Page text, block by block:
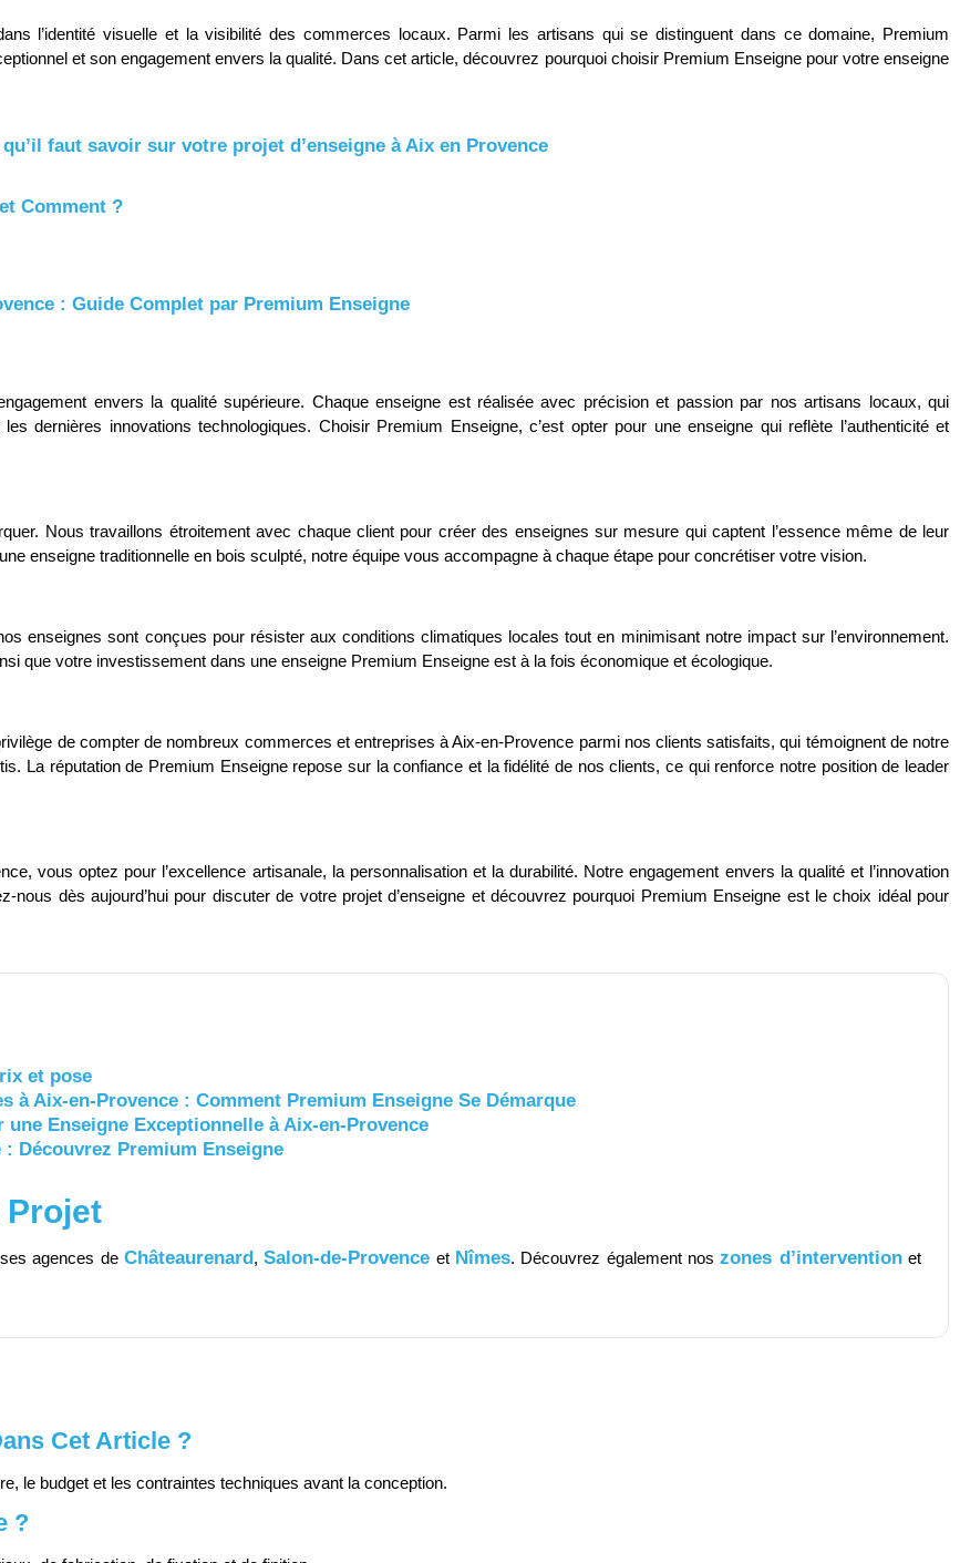
l’identité visuelle et la visibilité des commerces locaux. Parmi les artisans qui se distinguent dans ce domaine, Premium
et son engagement envers la qualité. Dans cet article, découvrez pourquoi choisir Premium Enseigne pour votre enseigne
faut savoir sur votre projet d’enseigne à Aix en Provence
Comment ?
: Guide Complet par Premium Enseigne
envers la qualité supérieure. Chaque enseigne est réalisée avec précision et passion par nos artisans locaux, qui
dernières innovations technologiques. Choisir Premium Enseigne, c’est opter pour une enseigne qui reflète l’authenticité et
Nous travaillons étroitement avec chaque client pour créer des enseignes sur mesure qui captent l’essence même de leur
enseigne traditionnelle en bois sculpté, notre équipe vous accompagne à chaque étape pour concrétiser votre vision.
enseignes sont conçues pour résister aux conditions climatiques locales tout en minimisant notre impact sur l’environnement.
que votre investissement dans une enseigne Premium Enseigne est à la fois économique et écologique.
de compter de nombreux commerces et entreprises à Aix-en-Provence parmi nos clients satisfaits, qui témoignent de notre
La réputation de Premium Enseigne repose sur la confiance et la fidélité de nos clients, ce qui renforce notre position de leader
vous optez pour l’excellence artisanale, la personnalisation et la durabilité. Notre engagement envers la qualité et l’innovation
dès aujourd’hui pour discuter de votre projet d’enseigne et découvrez pourquoi Premium Enseigne est le choix idéal pour
et pose
à Aix-en-Provence : Comment Premium Enseigne Se Démarque
Enseigne Exceptionnelle à Aix-en-Provence
Découvrez Premium Enseigne
Projet
agences de Châteaurenard,Salon-de-Provence et Nîmes. Découvrez également noszones d’interventionet
Cet Article ?
le budget et les contraintes techniques avant la conception.
?